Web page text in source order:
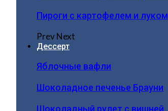
Пироги c картофелем и луком
PrevNext
Дессерт
Яблочные вафли
Шоколадное печенье Брауни
Шоколадный рулет с вишней